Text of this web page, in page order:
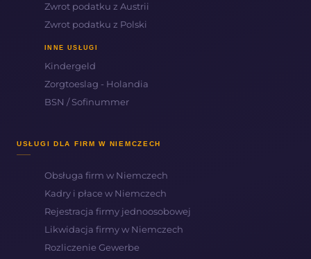
Zwrot podatku z Austrii
Zwrot podatku z Polski
INNE USŁUGI
Kindergeld
Zorgtoeslag - Holandia
BSN / Sofinummer
USŁUGI DLA FIRM W NIEMCZECH
Obsługa firm w Niemczech
Kadry i płace w Niemczech
Rejestracja firmy jednoosobowej
Likwidacja firmy w Niemczech
Rozliczenie Gewerbe